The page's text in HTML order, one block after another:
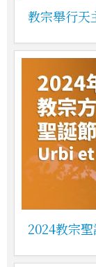
教宗舉行天
2024教宗